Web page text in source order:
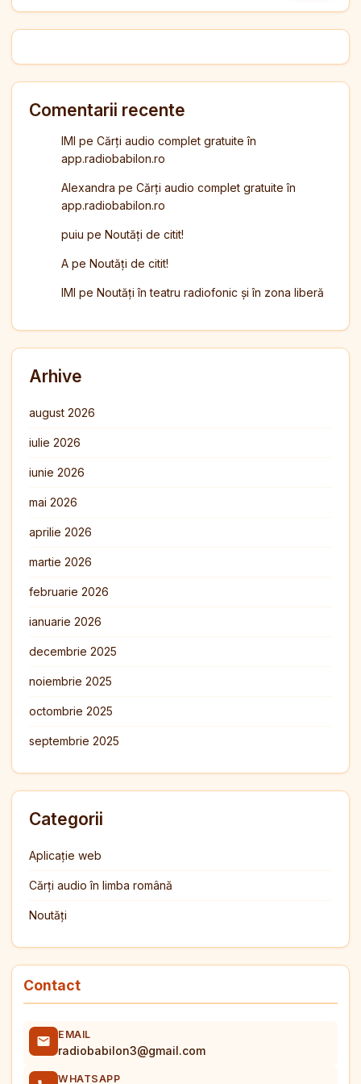
Comentarii recente
IMI pe Cărți audio complet gratuite în
app.radiobabilon.ro
Alexandra pe Cărți audio complet gratuite în
app.radiobabilon.ro
puiu pe Noutăți de citit!
A pe Noutăți de citit!
IMI pe Noutăți în teatru radiofonic și în zona liberă
Arhive
august 2026
iulie 2026
iunie 2026
mai 2026
aprilie 2026
martie 2026
februarie 2026
ianuarie 2026
decembrie 2025
noiembrie 2025
octombrie 2025
septembrie 2025
Categorii
Aplicație web
Cărți audio în limba română
Noutăți
Contact
EMAIL
radiobabilon3@gmail.com
WHATSAPP